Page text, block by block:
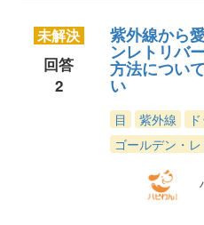
未解決
回答
2
紫外線から
ンレトリバ
方法につい
い
目 紫外線
ゴールデン・